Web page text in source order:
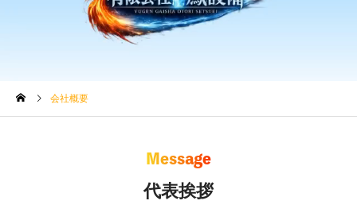
会社概要
Message
代表挨拶